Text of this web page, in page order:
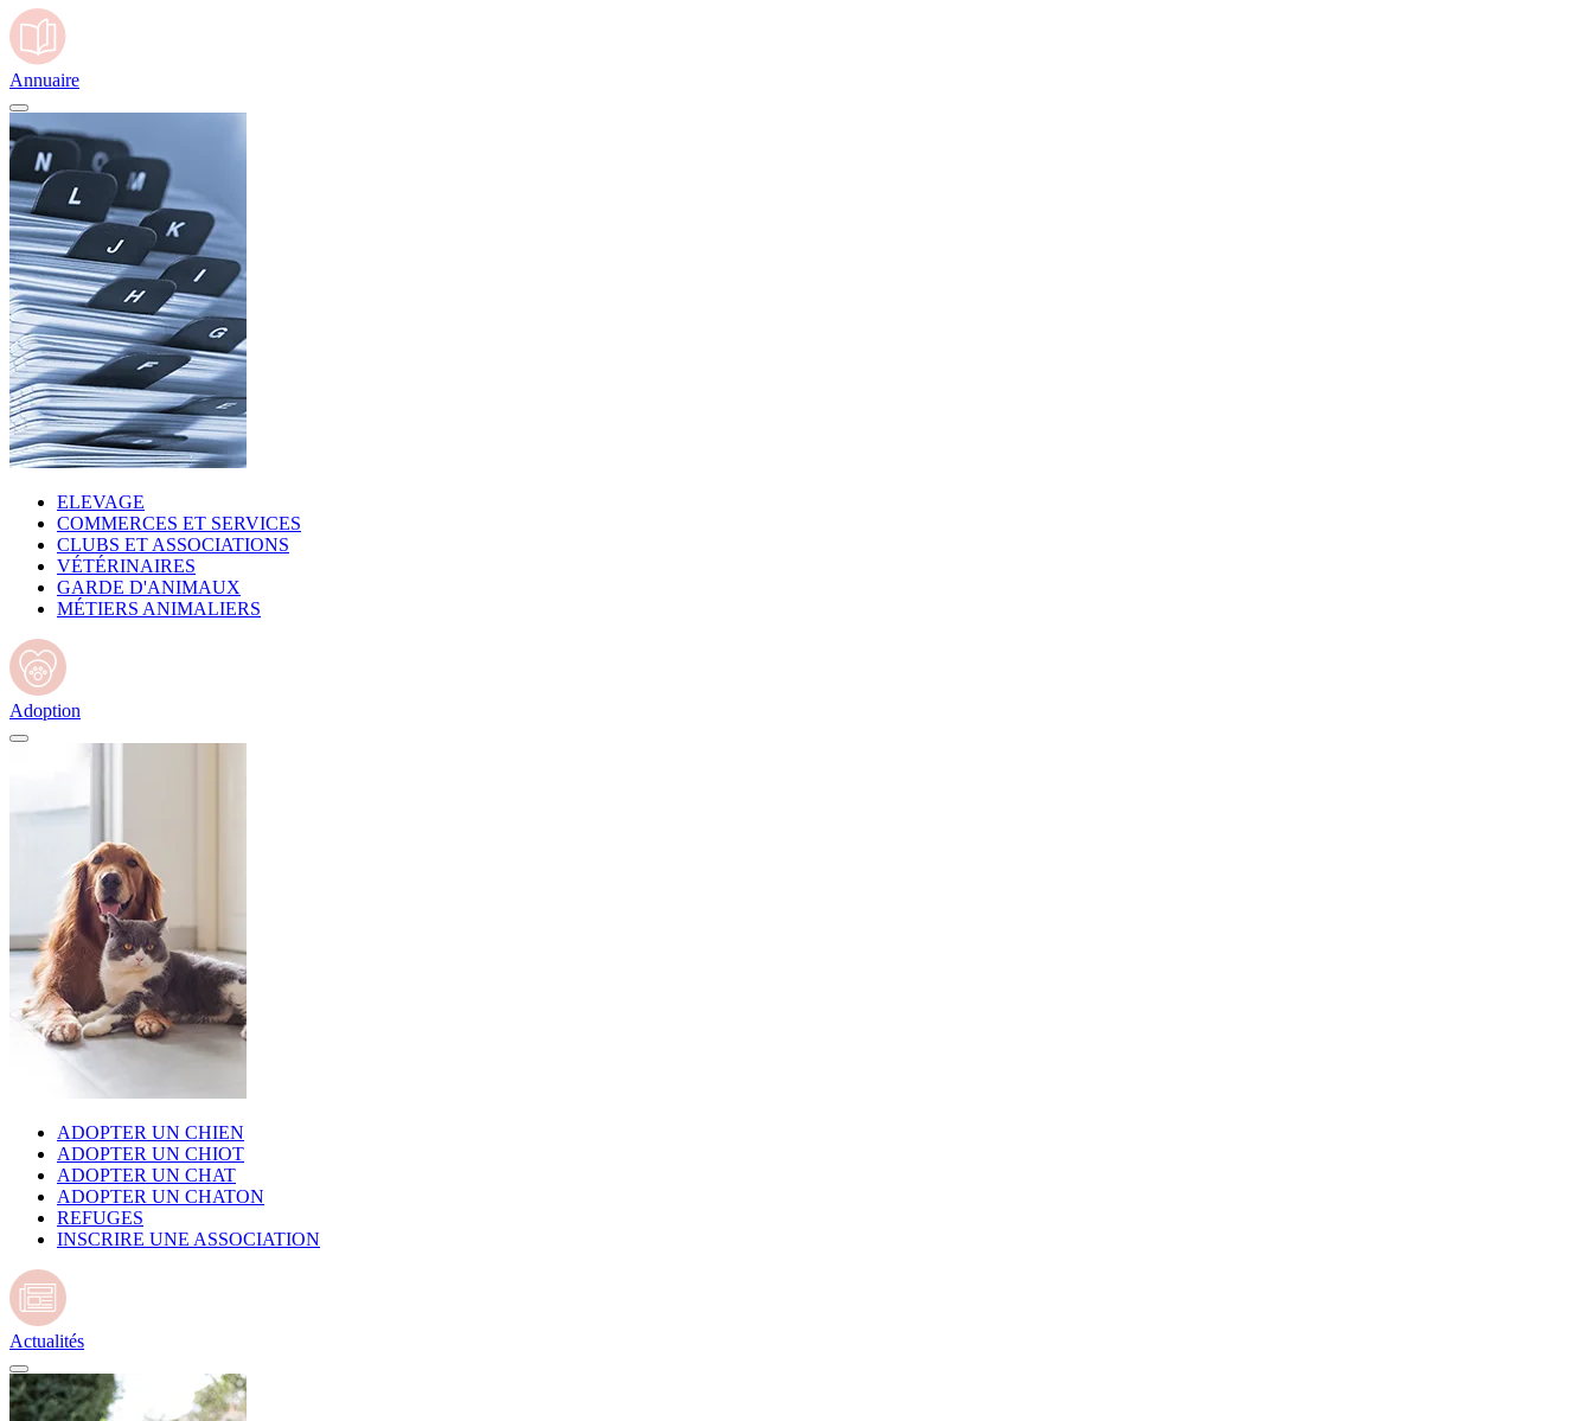
Annuaire
ELEVAGE
COMMERCES ET SERVICES
CLUBS ET ASSOCIATIONS
VÉTÉRINAIRES
GARDE D'ANIMAUX
MÉTIERS ANIMALIERS
Adoption
ADOPTER UN CHIEN
ADOPTER UN CHIOT
ADOPTER UN CHAT
ADOPTER UN CHATON
REFUGES
INSCRIRE UNE ASSOCIATION
Actualités